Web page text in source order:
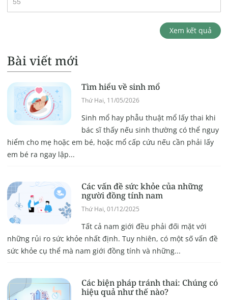
Xem kết quả
Bài viết mới
Tìm hiểu về sinh mổ
Thứ Hai, 11/05/2026
Sinh mổ hay phẫu thuật mổ lấy thai khi
bác sĩ thấy nếu sinh thường có thể nguy
hiểm cho mẹ hoặc em bé, hoặc mổ cấp cứu nếu cần phải lấy
em bé ra ngay lập...
Các vấn đề sức khỏe của những
người đồng tính nam
Thứ Hai, 01/12/2025
Tất cả nam giới đều phải đối mặt với
những rủi ro sức khỏe nhất định. Tuy nhiên, có một số vấn đề
sức khỏe cụ thể mà nam giới đồng tính và những...
Các biện pháp tránh thai: Chúng có
hiệu quả như thế nào?